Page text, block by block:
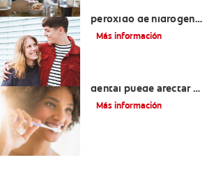
peróxido de hidrógeno
para dientes y encías
Más información
dental puede afectar el
esmalte?
Más información